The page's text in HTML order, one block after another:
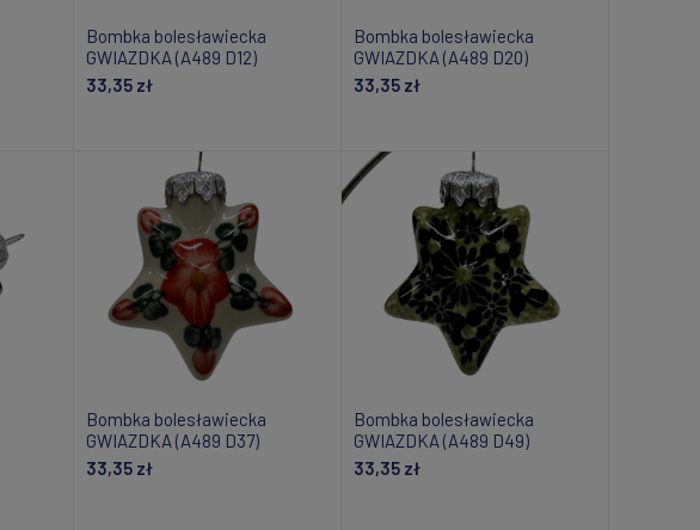
Bombka bolesławiecka
GWIAZDKA (A489 D12)
33,35 zł
Bombka bolesławiecka
GWIAZDKA (A489 D20)
33,35 zł
Bombka bolesławiecka
GWIAZDKA (A489 D37)
33,35 zł
Bombka bolesławiecka
GWIAZDKA (A489 D49)
33,35 zł